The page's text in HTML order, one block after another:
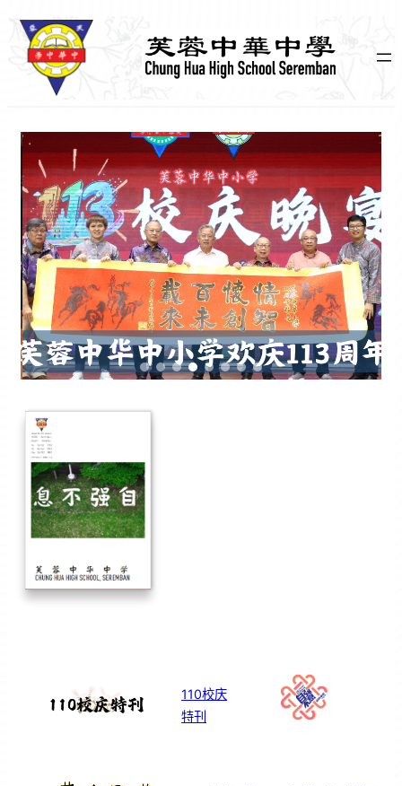
110校庆
特刊